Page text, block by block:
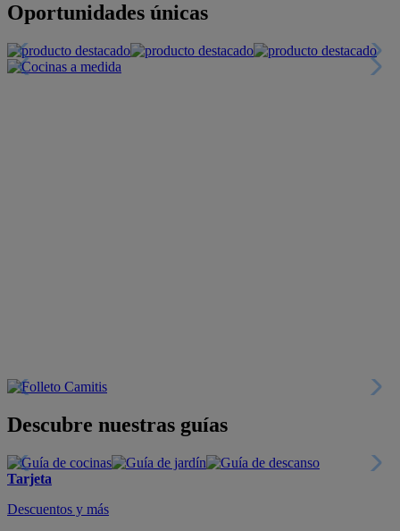
Oportunidades únicas
Descubre nuestras guías
Tarjeta
Descuentos y más